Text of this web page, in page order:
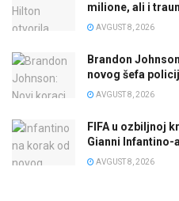
milione, ali i
AVGUST 8, 2026
Brandon
novog šefa
AVGUST 8, 2026
FIFA u ozbiljnoj
Gianni Infantino-
AVGUST 8, 2026